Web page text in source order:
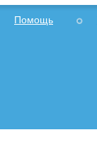
Помощь